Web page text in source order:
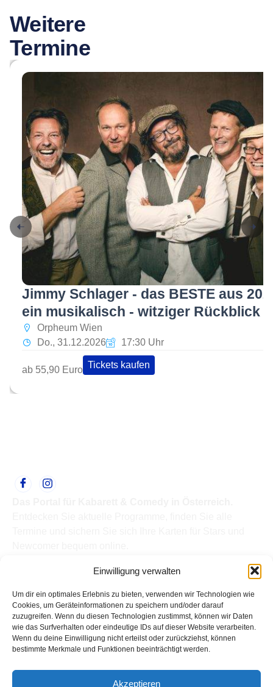
Einwilligung verwalten
Um dir ein optimales Erlebnis zu bieten, verwenden wir Technologien wie
Cookies, um Geräteinformationen zu speichern und/oder darauf
zuzugreifen. Wenn du diesen Technologien zustimmst, können wir Daten
wie das Surfverhalten oder eindeutige IDs auf dieser Website verarbeiten.
Wenn du deine Einwilligung nicht erteilst oder zurückziehst, können
bestimmte Merkmale und Funktionen beeinträchtigt werden.
Akzeptieren
Weitere
Termine
Jimmy Schlager - das BESTE aus
ein musikalisch - witziger Rückblick
Orpheum Wien
Do., 31.12.2026
17:30 Uhr
ab 55,90 Euro Tickets kaufen
Termine
Kabarettisten
Spielorte
Top Links
Kabarettisten in Österreich: Aktuelle Stars & Programme